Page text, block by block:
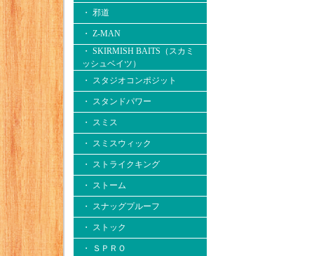
・ 邪道
・ Z-MAN
・ SKIRMISH BAITS（スカミ
ッシュベイツ）
・ スタジオコンポジット
・ スタンドパワー
・ スミス
・ スミスウィック
・ ストライクキング
・ ストーム
・ スナッグプルーフ
・ ストック
・ ＳＰＲＯ